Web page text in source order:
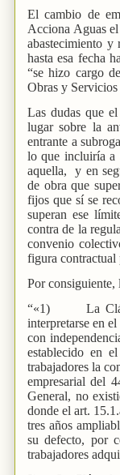
El cambio de
Acciona Aguas
abastecimiento
hasta esa fecha
“se hizo cargo
Obras y
Las dudas que
lugar sobre la
entrante a
lo que incluiría a
aquella,
y en
de obra que
fijos que sí se
superan ese
contra de la
convenio
figura contractual
Por consiguiente,
“«1)
La
interpretarse en
con
establecido en
trabajadores la
empresarial del
General, no
donde el art.
tres años
su defecto, por
trabajadores